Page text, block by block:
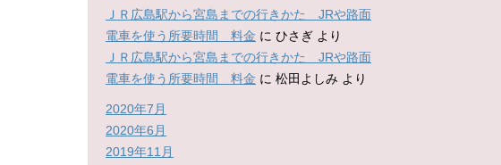
ＪＲ広島駅から宮島までの行きかた JRや路面
電車を使う所要時間 料金 に ひさぎ より
ＪＲ広島駅から宮島までの行きかた JRや路面
電車を使う所要時間 料金 に 松田よしみ より
2020年7月
2020年6月
2019年11月